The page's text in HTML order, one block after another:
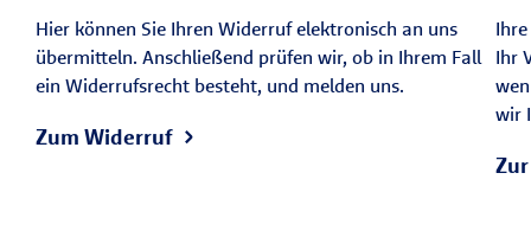
Hier können Sie Ihren Widerruf elektronisch an uns
übermitteln. Anschließend prüfen wir, ob in Ihrem Fall
ein Widerrufsrecht besteht, und melden uns.
Zum Widerruf
Ihr
wir